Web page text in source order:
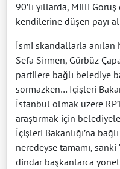
90’lı yıllarda, Milli
kendilerine düşen payı
İsmi skandallarla anılan
Sefa Sirmen, Gürbüz
partilere bağlı belediye
sormazken… İçişleri
İstanbul olmak üzere
araştırmak için
İçişleri Bakanlığı’na
neredeyse tamamı, sanki
dindar başkanlarca